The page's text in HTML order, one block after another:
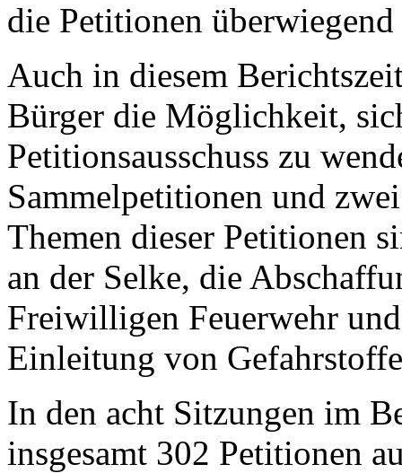
die Petitionen
Auch in diesem
Bürger die Möglichkeit,
Petitionsausschuss zu
Sammelpetitionen und
Themen dieser Petitionen
an der Selke, die
Freiwilligen Feuerwehr
Einleitung von
In den acht Sitzungen im
insgesamt 302 Petitionen